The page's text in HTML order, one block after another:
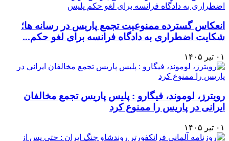
انعکاس گسترده ممنوعیت تجمع پاریس در رسانه ها؛
شکایت اضطراری به دادگاه فرانسه برای لغو حکم...
۰۱ تیر ۱۴۰۵
رویترز، لوموند، فیگارو : پلیس پاریس تجمع مخالفان
ایرانی در پاریس را ممنوع کرد
۰۱ تیر ۱۴۰۵